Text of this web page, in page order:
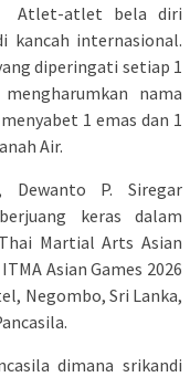
atlet bela diri
kancah internasional.
diperingati setiap 1
nama
1 emas dan 1
Air.
Dewanto P. Siregar
keras dalam
Martial Arts Asian
Asian Games 2026
Negombo, Sri Lanka,
dimana srikandi